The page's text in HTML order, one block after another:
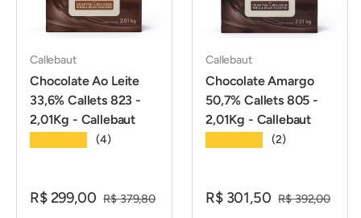
Callebaut
Chocolate Ao Leite
33,6% Callets 823 -
2,01Kg - Callebaut
(4)
R$ 299,00 R$ 379,80
Callebaut
Chocolate Amargo
50,7% Callets 805 -
2,01Kg - Callebaut
(2)
R$ 301,50 R$ 392,00